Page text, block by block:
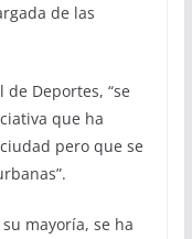
de las
Deportes, “se
que ha
pero que se
mayoría, se ha